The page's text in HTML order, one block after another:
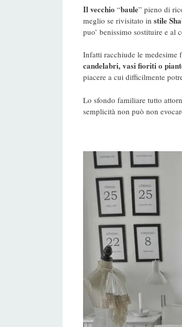
Il vecchio “baule” pieno di
meglio se rivisitato in stile
puo’ benissimo sostituire e al
Infatti racchiude le medesime
candelabri, vasi fioriti o
piacere a cui difficilmente
Lo sfondo familiare tutto
semplicità non può non